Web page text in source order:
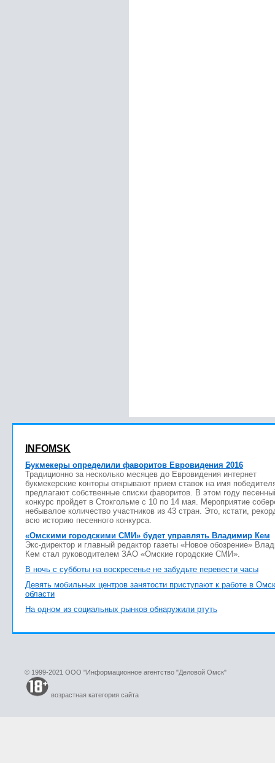
INFOMSK
Букмекеры определили фаворитов Евровидения 2016
Традиционно за несколько месяцев до Евровидения интернет
букмекерские конторы открывают прием ставок на имя
предлагают собственные списки фаворитов. В этом году
конкурс пройдет в Стокгольме с 10 по 14 мая. Мероприятие
небывалое количество участников из 43 стран. Это, кстати,
всю историю песенного конкурса.
«Омскими городскими СМИ» будет управлять Владимир Кем
Экс-директор и главный редактор газеты «Новое обозрение»
Кем стал руководителем ЗАО «Омские городские СМИ».
В ночь с субботы на воскресенье не забудьте перевести часы
Девять мобильных центров занятости приступают к работе в
области
На одном из социальных рынков обнаружили ртуть
© 1999-2021 ООО "Информационное агентство "Деловой Омск"
возрастная категория сайта